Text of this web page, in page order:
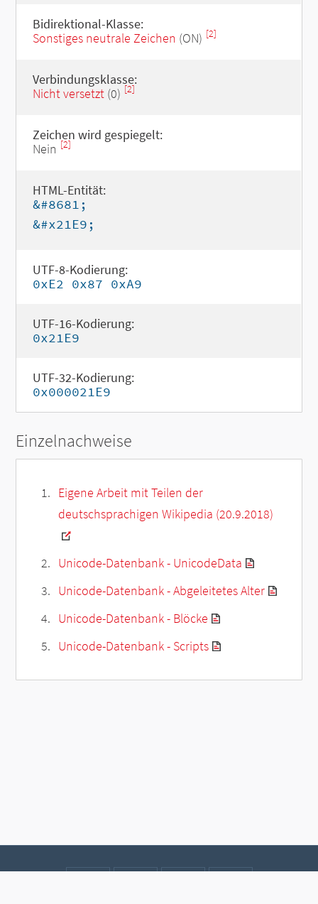
Bidirektional-Klasse:
Sonstiges neutrale Zeichen (ON) [2]
Verbindungsklasse:
Nicht versetzt(0) [2]
Zeichen wird gespiegelt:
Nein [2]
HTML-Entität:
&#8681;
&#x21E9;
UTF-8-Kodierung:
0xE2 0x87 0xA9
UTF-16-Kodierung:
0x21E9
UTF-32-Kodierung:
0x000021E9
Einzelnachweise
Eigene Arbeit mit Teilen der
deutschsprachigen Wikipedia (20.9.2018)
Unicode-Datenbank - UnicodeData
Unicode-Datenbank - Abgeleitetes Alter
Unicode-Datenbank - Blöcke
Unicode-Datenbank - Scripts